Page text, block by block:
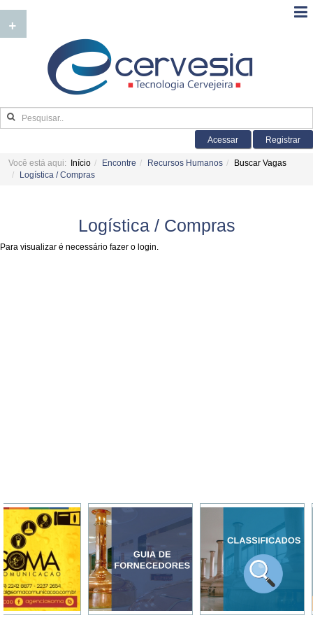
Acessar Registrar
Você está aqui: Início Encontre Recursos Humanos
Buscar Vagas
Logística / Compras
Logística / Compras
Para visualizar é necessário fazer o login.
+